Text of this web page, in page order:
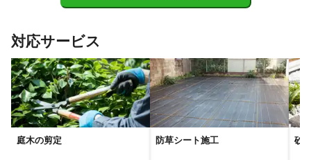
対応サービス
庭木の剪定 防草シート施工 砂